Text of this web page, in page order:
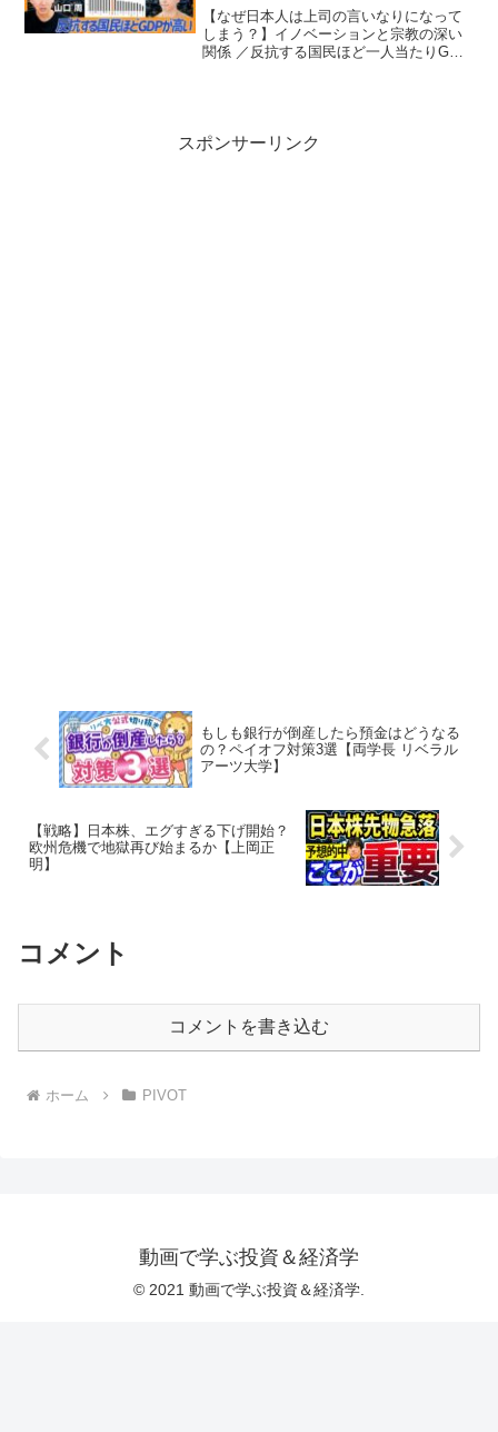
民ほど一人当たりGDPが高い／日
本企業が成功するために必要な事
とは？【PIVOT】
【なぜ日本人は上司の言いなりになって
しまう？】イノベーションと宗教の深い
関係 ／反抗する国民ほど一人当たりGDP
スポンサーリンク
もしも銀行が倒産したら預金はどうなる
の？ペイオフ対策3選【両学長 リベラル
アーツ大学】
【戦略】日本株、エグすぎる下げ開始？
欧州危機で地獄再び始まるか【上岡正
明】
コメント
コメントを書き込む
ホーム PIVOT
動画で学ぶ投資＆経済学
© 2021 動画で学ぶ投資＆経済学.